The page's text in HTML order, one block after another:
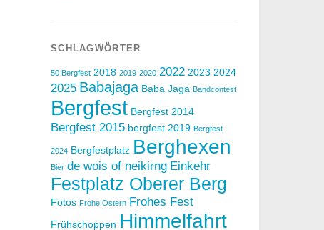
SCHLAGWÖRTER
50 Bergfest 2018 2019 2020 2022 2023 2024
2025 Babajaga Baba Jaga Bandcontest
Bergfest Bergfest 2014
Bergfest 2015 bergfest 2019 Bergfest
2024 Bergfestplatz Berghexen
Bier de wois of neikirng Einkehr
Festplatz Oberer Berg
Fotos Frohe Ostern Frohes Fest
Frühschoppen Himmelfahrt